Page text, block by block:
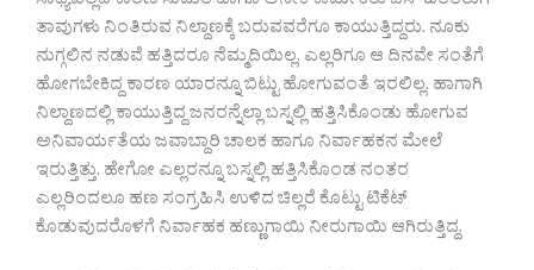
ತಾವುಗಳು ನಿಂತಿರುವ ನಿಲ್ದಾಣಕ್ಕೆ ಬರುವವರೆಗೂ ಕಾಯುತ್ತಿದ್ದರು. ನೂಕು
ನುಗ್ಗಲಿನ ನಡುವೆ ಹತ್ತಿದರೂ ನೆಮ್ಮದಿಯಿಲ್ಲ. ಎಲ್ಲರಿಗೂ ಆ ದಿನವೇ ಸಂತೆಗೆ
ಹೋಗಬೇಕಿದ್ದ ಕಾರಣ ಯಾರನ್ನೂ ಬಿಟ್ಟು ಹೋಗುವಂತೆ ಇರಲಿಲ್ಲ. ಹಾಗಾಗಿ
ನಿಲ್ದಾಣದಲ್ಲಿ ಕಾಯುತ್ತಿದ್ದ ಜನರನ್ನೆಲ್ಲಾ ಬಸ್ನಲ್ಲಿ ಹತ್ತಿಸಿಕೊಂಡು ಹೋಗುವ
ಅನಿವಾರ್ಯತೆಯ ಜವಾಬ್ದಾರಿ ಚಾಲಕ ಹಾಗೂ ನಿರ್ವಾಹಕನ ಮೇಲೆ
ಇರುತ್ತಿತ್ತು. ಹೇಗೋ ಎಲ್ಲರನ್ನೂ ಬಸ್ನಲ್ಲಿ ಹತ್ತಿಸಿಕೊಂಡ ನಂತರ
ಎಲ್ಲರಿಂದಲೂ ಹಣ ಸಂಗ್ರಹಿಸಿ ಉಳಿದ ಚಿಲ್ಲರೆ ಕೊಟ್ಟು ಟಿಕೆಟ್
ಕೊಡುವುದರೊಳಗೆ ನಿರ್ವಾಹಕ ಹಣ್ಣುಗಾಯಿ ನೀರುಗಾಯಿ ಆಗಿರುತ್ತಿದ್ದ.